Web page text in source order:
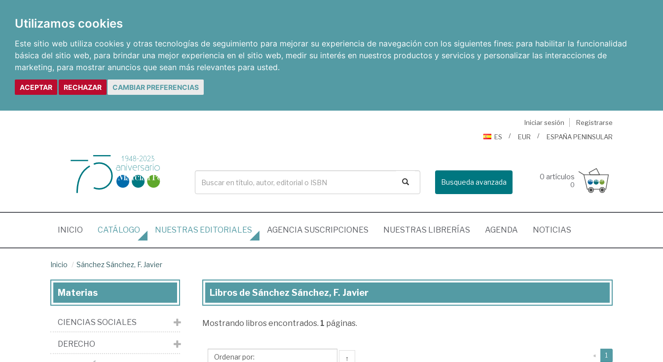
Utilizamos cookies
Este sitio web utiliza cookies y otras tecnologías de seguimiento para mejorar su experiencia de navegación con los siguientes fines: para habilitar la funcionalidad
básica del sitio web, para brindar una mejor experiencia en el sitio web, medir su interés en nuestros productos y servicios y personalizar las interacciones de
marketing, para mostrar anuncios que sean más relevantes para usted.
ACEPTAR RECHAZAR CAMBIAR PREFERENCIAS
Iniciar sesión
Registrarse
ES
EUR ESPAÑA PENINSULAR
Busqueda avanzada
0 artículos
0
INICIO (CURRENT)
CATÁLOGO NUESTRAS EDITORIALES AGENCIA SUSCRIPCIONES NUESTRAS LIBRERÍAS AGENDA NOTICIAS
Inicio Sánchez Sánchez, F. Javier
Libros
Sánchez
Libros de Sánchez Sánchez, F. Javier
Mostrando libros encontrados. 1 páginas.
↑ « 1
Materias
CIENCIAS SOCIALES
DERECHO